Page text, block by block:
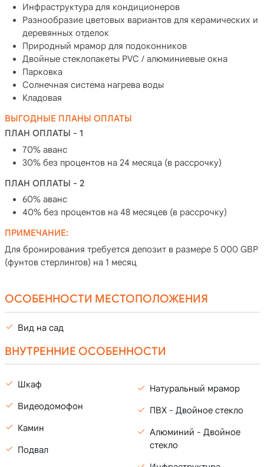
Инфраструктура для кондиционеров
Разнообразие цветовых вариантов для керамических и
деревянных отделок
Природный мрамор для подоконников
Двойные стеклопакеты PVC / алюминиевые окна
Парковка
Солнечная система нагрева воды
Кладовая
ВЫГОДНЫЕ ПЛАНЫ ОПЛАТЫ
ПЛАН ОПЛАТЫ - 1
70% аванс
30% без процентов на 24 месяца (в рассрочку)
ПЛАН ОПЛАТЫ - 2
60% аванс
40% без процентов на 48 месяцев (в рассрочку)
ПРИМЕЧАНИЕ:
Для бронирования требуется депозит в размере 5 000 GBP
(фунтов стерлингов) на 1 месяц
ОСОБЕННОСТИ МЕСТОПОЛОЖЕНИЯ
Вид на сад
ВНУТРЕННИЕ ОСОБЕННОСТИ
Шкаф
Видеодомофон
Камин
Подвал
Натуральный мрамор
ПВХ - Двойное стекло
Алюминий - Двойное
стекло